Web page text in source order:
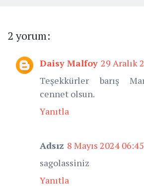
2 yorum:
Daisy Malfoy 29 Aralık
Teşekkürler barış
cennet olsun.
Yanıtla
Adsız 8 Mayıs 2024 06:45
sagolassiniz
Yanıtla